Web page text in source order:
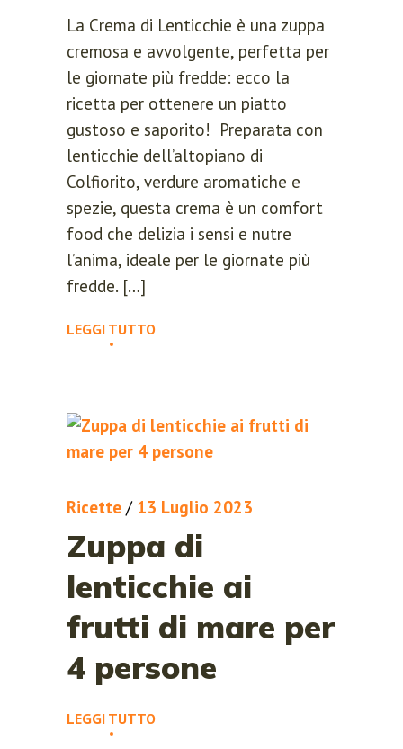
La Crema di Lenticchie è una zuppa
cremosa e avvolgente, perfetta per
le giornate più fredde: ecco la
ricetta per ottenere un piatto
gustoso e saporito! Preparata con
lenticchie dell’altopiano di
Colfiorito, verdure aromatiche e
spezie, questa crema è un comfort
food che delizia i sensi e nutre
l’anima, ideale per le giornate più
fredde. […]
LEGGI TUTTO
Ricette / 13 Luglio 2023
Zuppa di
lenticchie ai
frutti di mare per
4 persone
LEGGI TUTTO